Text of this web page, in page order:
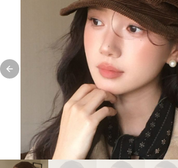
Previous slide